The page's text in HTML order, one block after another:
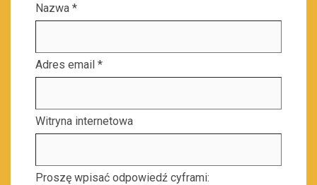
Nazwa *
Adres email *
Witryna internetowa
Proszę wpisać odpowiedź cyframi: